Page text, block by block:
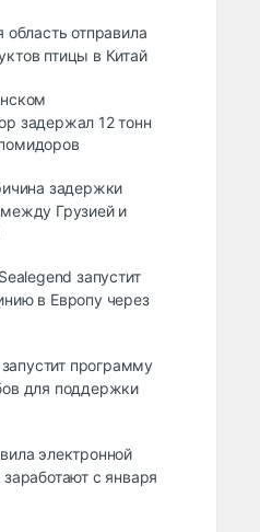
область отправила
птицы в Китай
задержал 12 тонн
задержки
Грузией и
запустит
в Европу через
программу
для поддержки
электронной
с января